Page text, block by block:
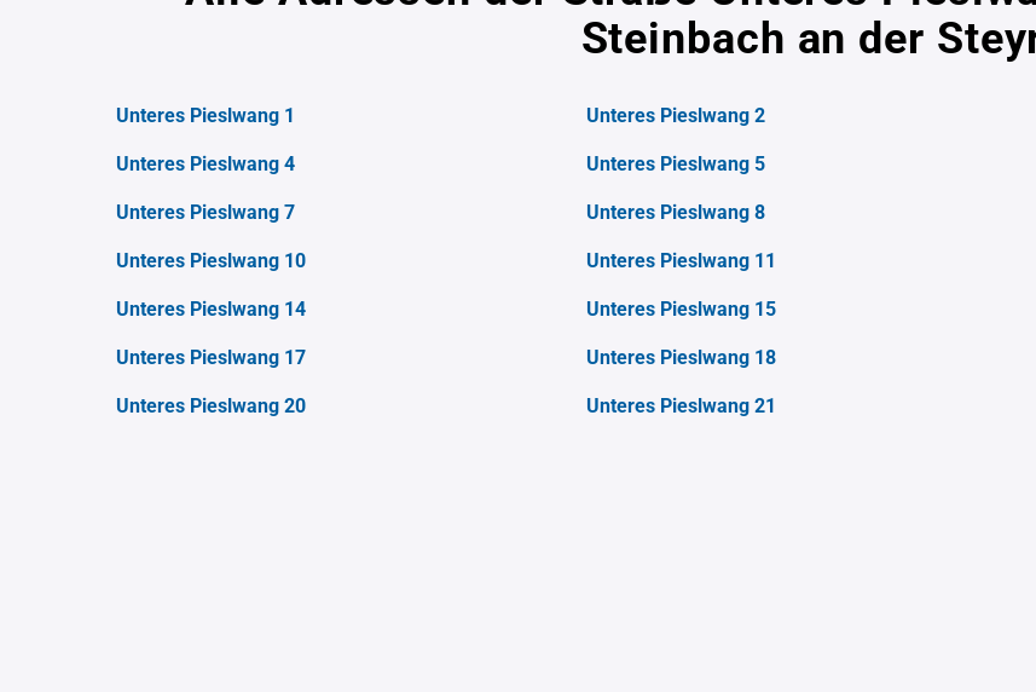
Steinbach an der
Unteres Pieslwang 1 Unteres Pieslwang 2
Unteres Pieslwang 4 Unteres Pieslwang 5
Unteres Pieslwang 7 Unteres Pieslwang 8
Unteres Pieslwang 10 Unteres Pieslwang 11
Unteres Pieslwang 14 Unteres Pieslwang 15
Unteres Pieslwang 17 Unteres Pieslwang 18
Unteres Pieslwang 20 Unteres Pieslwang 21